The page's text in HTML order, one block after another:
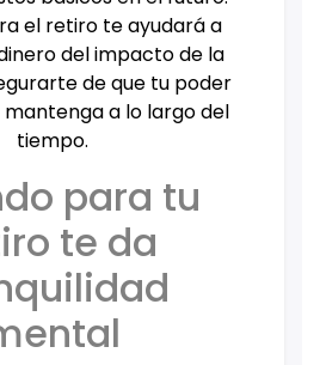
el retiro te ayudará a
del impacto de la
de que tu poder
mantenga a lo largo del
tiempo.
para tu
te da